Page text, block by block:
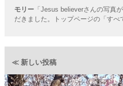
モリー 「Jesus believerさんの写真
だきました。トップページの「すべ
≪ 新しい投稿